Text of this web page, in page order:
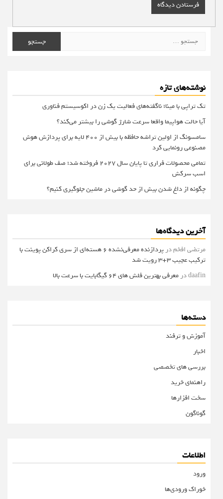
برای:
نوشته‌های تازه
تک تراپی با مینا؛ ناگفته‌های فعالیت یک زن در اکوسیستم فناوری
آیا حالت هواپیما واقعا سرعت شارژ گوشی را بیشتر می‌کند؟
سامسونگ از اولین تراشه حافظه با بیش از ۴۰۰ لایه برای پردازش هوش
مصنوعی رونمایی کرد
تمامی محصولات فراری تا پایان سال ۲۰۲۷ فروخته شد؛ صف طولانی برای
اسب سرکش
چگونه از داغ شدن بیش از حد گوشی در ماشین جلوگیری کنیم؟
آخرین دیدگاه‌ها
مرتضی افخمدر
پردازنده معرفی‌نشده 6 هسته‌ای از سری کراکن پوینت با
ترکیب عجیب 3+3 رویت شد
daafinدرمعرفی بهترین فلش های 64 گیگابایت با سرعت بالا
دسته‌ها
آموزش و ترفند
اخبار
بررسی های تخصصی
راهنمای خرید
سخت افزارها
گوناگون
اطلاعات
ورود
خوراک ورودی‌ها